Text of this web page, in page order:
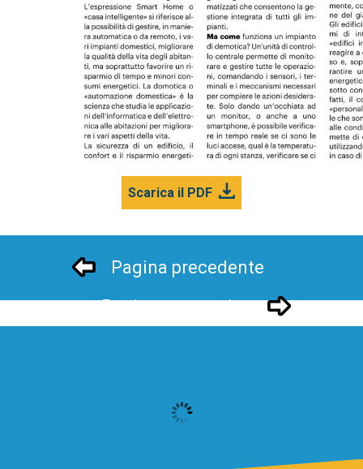
Scarica il PDF
Pagina precedente
Pagina successivo